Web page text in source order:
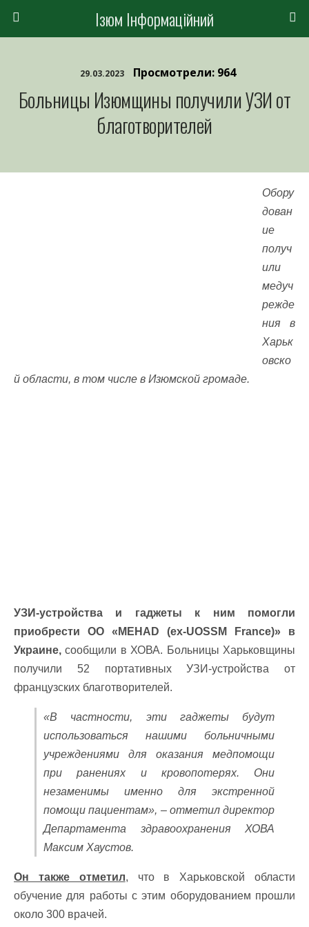
Ізюм Інформаційний
29.03.2023 Просмотрели: 964
Больницы Изюмщины получили УЗИ от
благотворителей
Обору
дован
ие
получ
или
медуч
режде
ния в
Харьк
овско
й области, в том числе в Изюмской громаде.
УЗИ-устройства и гаджеты к ним помогли
приобрести ОО «MEHAD (ex-UOSSM France)» в
Украине, сообщили в ХОВА. Больницы Харьковщины
получили 52 портативных УЗИ-устройства от
французских благотворителей.
«В частности, эти гаджеты будут
использоваться нашими больничными
учреждениями для оказания медпомощи
при ранениях и кровопотерях. Они
незаменимы именно для экстренной
помощи пациентам», – отметил директор
Департамента здравоохранения ХОВА
Максим Хаустов.
Он также отметил, что в Харьковской области
обучение для работы с этим оборудованием прошли
около 300 врачей.